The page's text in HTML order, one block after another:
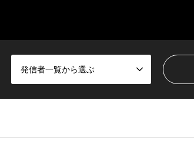
発信者一覧から選ぶ